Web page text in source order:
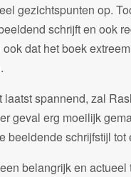
gezichtspunten op.
schrijft en ook
dat het boek
laatst spannend, zal
geval erg moeilijk
beeldende schrijfstijl
belangrijk en